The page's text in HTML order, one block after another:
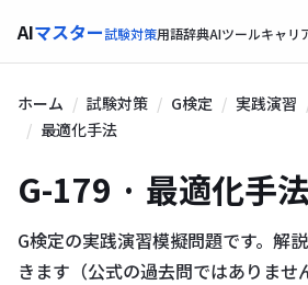
AIマスター試験対策用語辞典AIツールキャリ
ホーム 試験対策 G検定 実践演習
最適化手法
G-179 · 最適化手法
G検定の実践演習模擬問題です。解
きます（公式の過去問ではありませ